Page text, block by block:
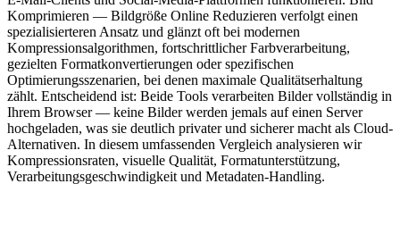
Komprimieren — Bildgröße Online Reduzieren verfolgt einen
spezialisierteren Ansatz und glänzt oft bei modernen
Kompressionsalgorithmen, fortschrittlicher Farbverarbeitung,
gezielten Formatkonvertierungen oder spezifischen
Optimierungsszenarien, bei denen maximale Qualitätserhaltung
zählt. Entscheidend ist: Beide Tools verarbeiten Bilder vollständig in
Ihrem Browser — keine Bilder werden jemals auf einen Server
hochgeladen, was sie deutlich privater und sicherer macht als Cloud-
Alternativen. In diesem umfassenden Vergleich analysieren wir
Kompressionsraten, visuelle Qualität, Formatunterstützung,
Verarbeitungsgeschwindigkeit und Metadaten-Handling.